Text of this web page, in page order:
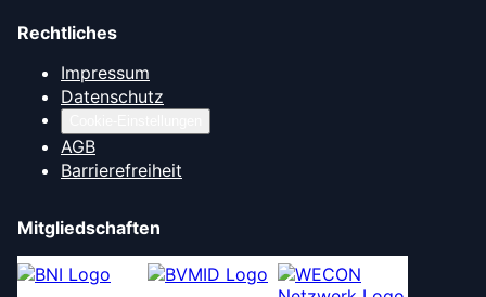
Rechtliches
Impressum
Datenschutz
AGB
Barrierefreiheit
Mitgliedschaften